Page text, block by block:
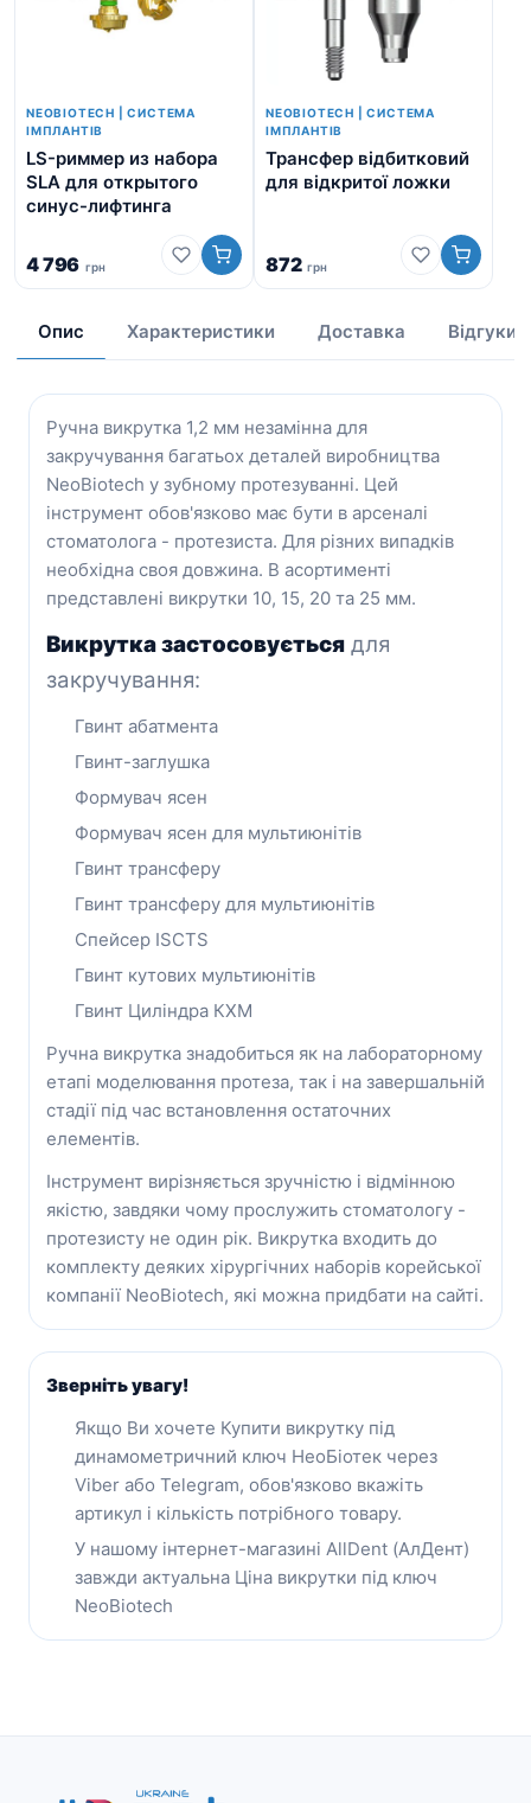
NEOBIOTECH | СИСТЕМА
ІМПЛАНТІВ
LS-риммер из набора
SLA для открытого
синус-лифтинга
4 796 грн
NEOBIOTECH | СИСТЕМА
ІМПЛАНТІВ
Трансфер відбитковий
для відкритої ложки
872 грн
Опис Характеристики Доставка Відгуки
Ручна викрутка 1,2 мм незамінна для
закручування багатьох деталей виробництва
NeoBiotech у зубному протезуванні. Цей
інструмент обов'язково має бути в арсеналі
стоматолога - протезиста. Для різних випадків
необхідна своя довжина. В асортименті
представлені викрутки 10, 15, 20 та 25 мм.
Викрутка застосовується для
закручування:
Гвинт абатмента
Гвинт-заглушка
Формувач ясен
Формувач ясен для мультиюнітів
Гвинт трансферу
Гвинт трансферу для мультиюнітів
Спейсер ISCTS
Гвинт кутових мультиюнітів
Гвинт Циліндра КХМ
Ручна викрутка знадобиться як на лабораторному
етапі моделювання протеза, так і на завершальній
стадії під час встановлення остаточних
елементів.
Інструмент вирізняється зручністю і відмінною
якістю, завдяки чому прослужить стоматологу -
протезисту не один рік. Викрутка входить до
комплекту деяких хірургічних наборів корейської
компанії NeoBiotech, які можна придбати на сайті.
Зверніть увагу!
Якщо Ви хочете Купити викрутку під
динамометричний ключ НеоБіотек через
Viber або Telegram, обов'язково вкажіть
артикул і кількість потрібного товару.
У нашому інтернет-магазині AllDent (АлДент)
завжди актуальна Ціна викрутки під ключ
NeoBiotech